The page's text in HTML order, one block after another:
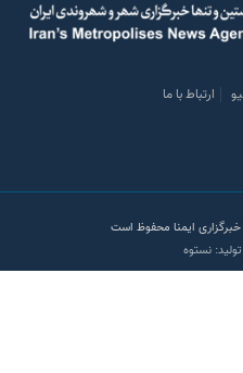
ارتباط با ما
ایمنا محفوظ است
نستوه